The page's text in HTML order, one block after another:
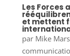
Les Forces
et mettent
par Mike